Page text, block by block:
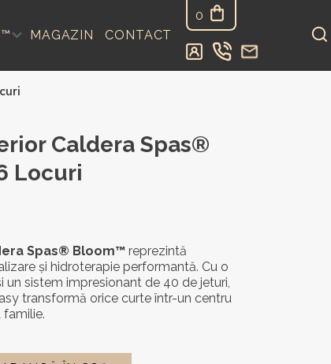
MAGAZIN CONTACT
0
Caldera Spas®
Locuri
Spas® Bloom™ reprezintă
și hidroterapie performantă. Cu o
sistem impresionant de 40 de jeturi,
transformă orice curte într-un centru
familie.